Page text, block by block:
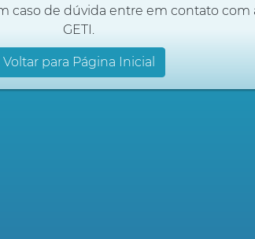
caso de dúvida entre em contato com
GETI.
Voltar para Página Inicial